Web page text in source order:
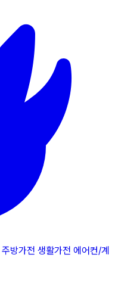
주방가전 생활가전 에어컨/계